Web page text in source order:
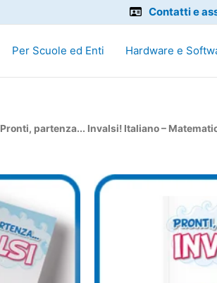
Contatti e
Per Scuole ed Enti Hardware e
Pronti, partenza... Invalsi! Italiano –